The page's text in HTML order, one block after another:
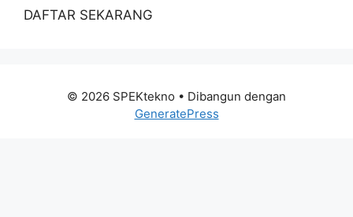
DAFTAR SEKARANG
© 2026 SPEKtekno • Dibangun dengan
GeneratePress